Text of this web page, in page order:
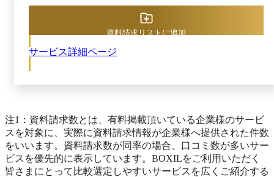
管理でき、営業・経理・総務担当者の業務負担を軽減
します。見積書や請求書、領収書など、10種類以上
も特徴です。 入金管理機能では、銀行口座と連携
を進められるのがメリットです。 MakeLeapsは電子帳
簿保存法の要件にも対応しており、公益社団法人
JIIMA認証を取得しているため、法改正後も安心して
導入可能です。 ※出典：MakeLeaps公式HP（2025年
11月25日閲覧）
サービス詳細ページ
資料請求リストに追加
注1：資料請求数とは、有料掲載頂いている企業様のサービ
スを対象に、実際に資料請求情報が企業様へ提供された件数
をいいます。資料請求数が同率の場合、口コミ数が多いサー
ビスを優先的に表示しています。BOXILをご利用いただく
皆さまにとって比較選定しやすいサービスを広くご紹介する